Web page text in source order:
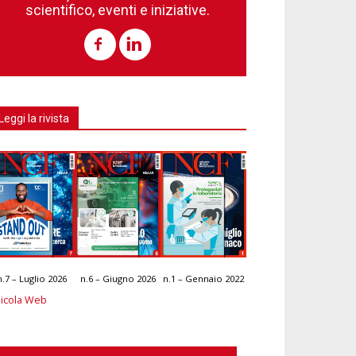
scientifico, eventi e iniziative.
la rivista
– Luglio 2026 n.6 – Giugno 2026 n.1 – Gennaio 2022
Web